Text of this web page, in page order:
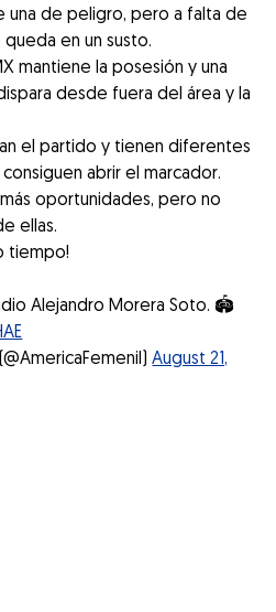
una de peligro, pero a falta de
en un susto.
mantiene la posesión y una
desde fuera del área y la
el partido y tienen diferentes
abrir el marcador.
más oportunidades, pero no
ellas.
tiempo!
Alejandro Morera Soto. 🏟️
August 21,